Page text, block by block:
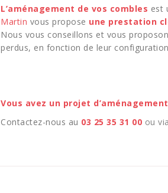
L’aménagement de vos combles est
Martin vous propose une prestation
Nous vous conseillons et vous
perdus, en fonction de leur
Vous avez un projet
Contactez-nous au 03 25 35 31 00 ou